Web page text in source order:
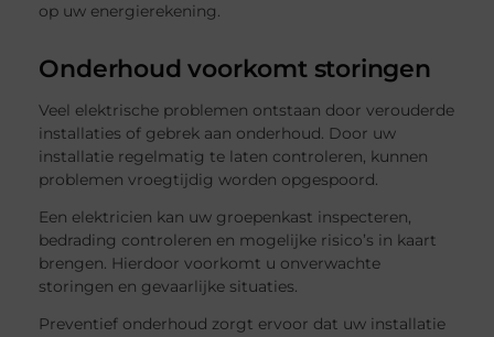
op uw energierekening.
Onderhoud voorkomt storingen
Veel elektrische problemen ontstaan door verouderde
installaties of gebrek aan onderhoud. Door uw
installatie regelmatig te laten controleren, kunnen
problemen vroegtijdig worden opgespoord.
Een elektricien kan uw groepenkast inspecteren,
bedrading controleren en mogelijke risico’s in kaart
brengen. Hierdoor voorkomt u onverwachte
storingen en gevaarlijke situaties.
Preventief onderhoud zorgt ervoor dat uw installatie